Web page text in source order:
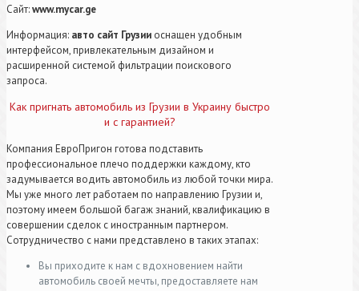
Сайт:www.mycar.ge
Информация: авто сайт Грузии оснащен удобным
интерфейсом, привлекательным дизайном и
расширенной системой фильтрации поискового
запроса.
Как пригнать автомобиль из Грузии в Украину быстро
и с гарантией?
Компания ЕвроПригон готова подставить
профессиональное плечо поддержки каждому, кто
задумывается водить автомобиль из любой точки мира.
Мы уже много лет работаем по направлению Грузии и,
поэтому имеем большой багаж знаний, квалификацию в
совершении сделок с иностранным партнером.
Сотрудничество с нами представлено в таких этапах:
Вы приходите к нам с вдохновением найти
автомобиль своей мечты, предоставляете нам